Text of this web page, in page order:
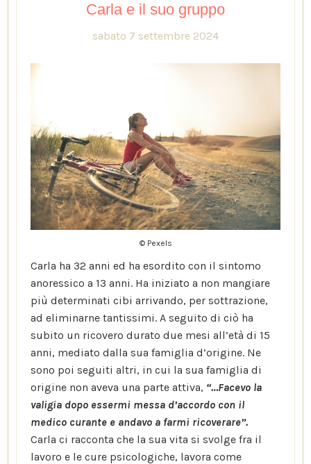
Carla e il suo gruppo
sabato 7 settembre 2024
© Pexels
Carla ha 32 anni ed ha esordito con il sintomo
anoressico a 13 anni. Ha iniziato a non mangiare
più determinati cibi arrivando, per sottrazione,
ad eliminarne tantissimi. A seguito di ciò ha
subito un ricovero durato due mesi all’età di 15
anni, mediato dalla sua famiglia d’origine. Ne
sono poi seguiti altri, in cui la sua famiglia di
origine non aveva una parte attiva, “…Facevo la
valigia dopo essermi messa d’accordo con il
medico curante e andavo a farmi ricoverare”.
Carla ci racconta che la sua vita si svolge fra il
lavoro e le cure psicologiche, lavora come